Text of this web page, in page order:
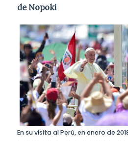
de Nopoki
En su visita al Perú, en enero de